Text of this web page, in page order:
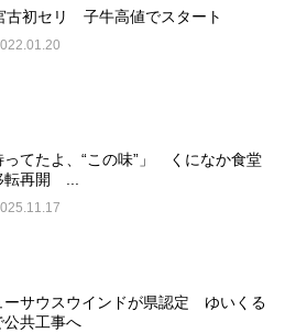
古初セリ 子牛高値でスタート
ってたよ、“この味”」 くになか食堂
転再開 ...
ーサウスウインドが県認定 ゆいくる
公共工事へ